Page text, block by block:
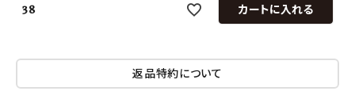
38 カートに入れる
返品特約について